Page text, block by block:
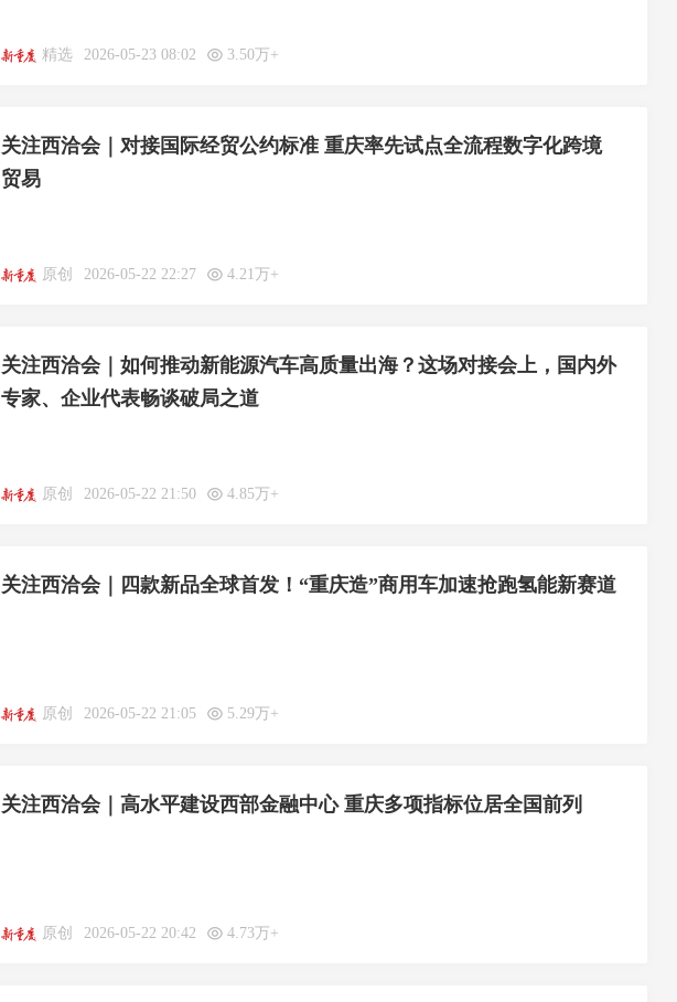
精选 2026-05-23 08:02 3.50万+
关注西洽会｜对接国际经贸公约标准 重庆率先试点全流程数字化跨境
贸易
原创 2026-05-22 22:27 4.21万+
关注西洽会｜如何推动新能源汽车高质量出海？这场对接会上，国内外
专家、企业代表畅谈破局之道
原创 2026-05-22 21:50 4.85万+
关注西洽会｜四款新品全球首发！“重庆造”商用车加速抢跑氢能新赛道
原创 2026-05-22 21:05 5.29万+
关注西洽会｜高水平建设西部金融中心 重庆多项指标位居全国前列
原创 2026-05-22 20:42 4.73万+